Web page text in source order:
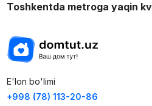
Toshkentda metroga yaqin
E'lon bo'limi
+998 (78) 113-20-86